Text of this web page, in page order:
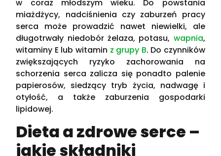
w coraz młodszym wieku. Do powstania
miażdżycy, nadciśnienia czy zaburzeń pracy
serca może prowadzić nawet niewielki, ale
długotrwały niedobór żelaza, potasu, wapnia,
witaminy E lub witamin z grupy B. Do czynników
zwiększających ryzyko zachorowania na
schorzenia serca zalicza się ponadto palenie
papierosów, siedzący tryb życia, nadwagę i
otyłość, a także zaburzenia gospodarki
lipidowej.
Dieta a zdrowe serce –
jakie składniki